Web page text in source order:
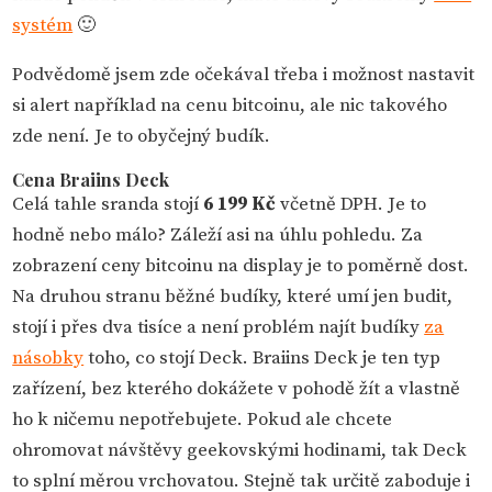
systém 🙂
Podvědomě jsem zde očekával třeba i možnost nastavit
si alert například na cenu bitcoinu, ale nic takového
zde není. Je to obyčejný budík.
Cena Braiins Deck
Celá tahle sranda stojí 6 199 Kčvčetně DPH. Je to
hodně nebo málo? Záleží asi na úhlu pohledu. Za
zobrazení ceny bitcoinu na display je to poměrně dost.
Na druhou stranu běžné budíky, které umí jen budit,
stojí i přes dva tisíce a není problém najít budíky za
násobkytoho, co stojí Deck. Braiins Deck je ten typ
zařízení, bez kterého dokážete v pohodě žít a vlastně
ho k ničemu nepotřebujete. Pokud ale chcete
ohromovat návštěvy geekovskými hodinami, tak Deck
to splní měrou vrchovatou. Stejně tak určitě zaboduje i